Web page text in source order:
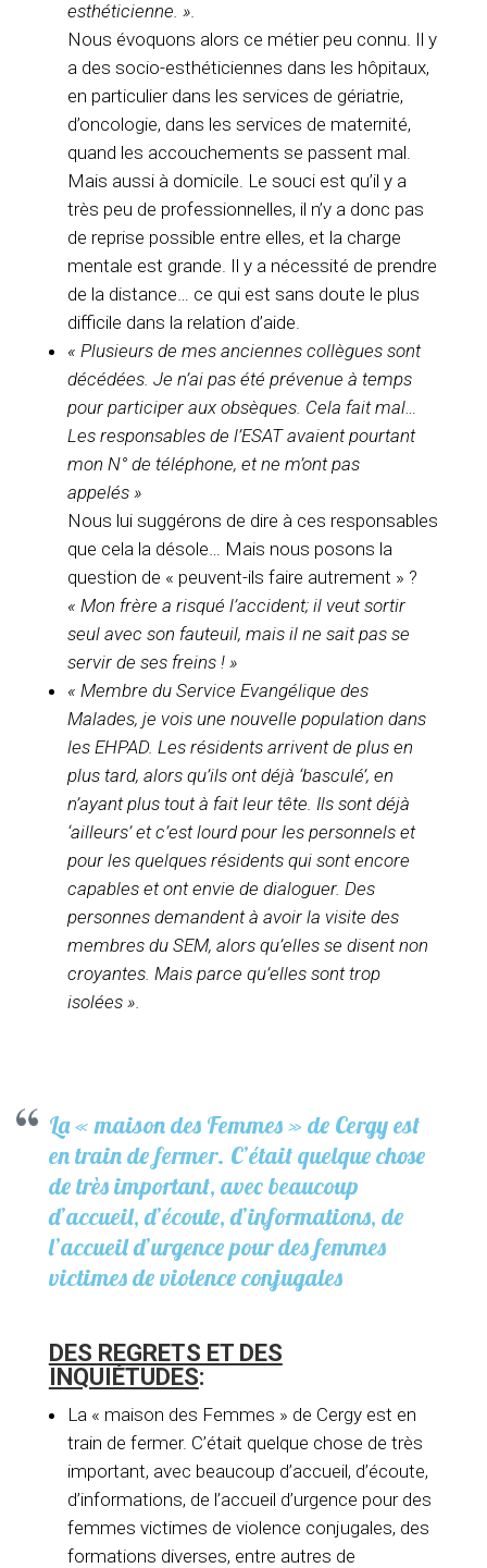
esthéticienne. ».
Nous évoquons alors ce métier peu connu. Il y
a des socio-esthéticiennes dans les hôpitaux,
en particulier dans les services de gériatrie,
d’oncologie, dans les services de maternité,
quand les accouchements se passent mal.
Mais aussi à domicile. Le souci est qu’il y a
très peu de professionnelles, il n’y a donc pas
de reprise possible entre elles, et la charge
mentale est grande. Il y a nécessité de prendre
de la distance… ce qui est sans doute le plus
difficile dans la relation d’aide.
« Plusieurs de mes anciennes collègues sont
décédées. Je n’ai pas été prévenue à temps
pour participer aux obsèques. Cela fait mal…
Les responsables de l’ESAT avaient pourtant
mon N° de téléphone, et ne m’ont pas
appelés »
Nous lui suggérons de dire à ces responsables
que cela la désole… Mais nous posons la
question de « peuvent-ils faire autrement » ?
« Mon frère a risqué l’accident; il veut sortir
seul avec son fauteuil, mais il ne sait pas se
servir de ses freins ! »
« Membre du Service Evangélique des
Malades, je vois une nouvelle population dans
les EHPAD. Les résidents arrivent de plus en
plus tard, alors qu’ils ont déjà ‘basculé’, en
n’ayant plus tout à fait leur tête. Ils sont déjà
‘ailleurs’ et c’est lourd pour les personnels et
pour les quelques résidents qui sont encore
capables et ont envie de dialoguer. Des
personnes demandent à avoir la visite des
membres du SEM, alors qu’elles se disent non
croyantes. Mais parce qu’elles sont trop
isolées ».
La « maison des Femmes » de Cergy est
en train de fermer. C’était quelque chose
de très important, avec beaucoup
d’accueil, d’écoute, d’informations, de
l’accueil d’urgence pour des femmes
victimes de violence conjugales
DES REGRETS ET DES
INQUIÉTUDES:
La « maison des Femmes » de Cergy est en
train de fermer. C’était quelque chose de très
important, avec beaucoup d’accueil, d’écoute,
d’informations, de l’accueil d’urgence pour des
femmes victimes de violence conjugales, des
formations diverses, entre autres de